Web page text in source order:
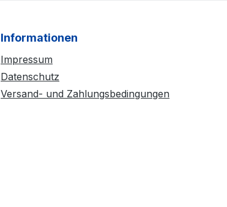
Informationen
Impressum
Datenschutz
Versand- und Zahlungsbedingungen